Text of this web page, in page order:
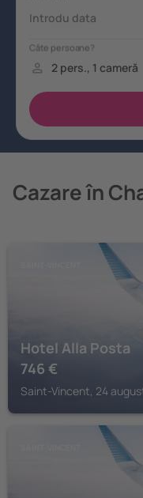
Cazare în
Hotel Alla Posta
746 €
Saint-Vincent, 24